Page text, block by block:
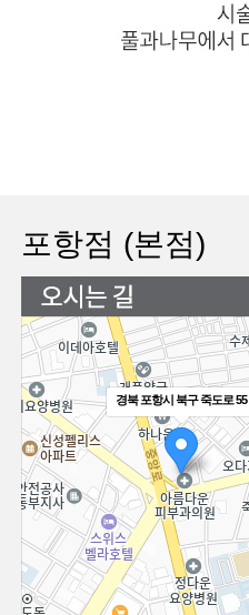
포항점 (본점)
경북 포항시 북구 죽도로 55